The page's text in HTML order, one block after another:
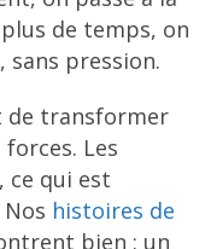
de temps, on
pression.
de transformer
Les
ce qui est
histoires de
bien : un